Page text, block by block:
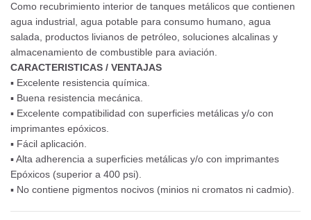
Como recubrimiento interior de tanques metálicos que contienen
agua industrial, agua potable para consumo humano, agua
salada, productos livianos de petróleo, soluciones alcalinas y
almacenamiento de combustible para aviación.
CARACTERISTICAS / VENTAJAS
▪ Excelente resistencia química.
▪ Buena resistencia mecánica.
▪ Excelente compatibilidad con superficies metálicas y/o con
imprimantes epóxicos.
▪ Fácil aplicación.
▪ Alta adherencia a superficies metálicas y/o con imprimantes
Epóxicos (superior a 400 psi).
▪ No contiene pigmentos nocivos (minios ni cromatos ni cadmio).